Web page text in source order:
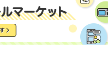
年1月